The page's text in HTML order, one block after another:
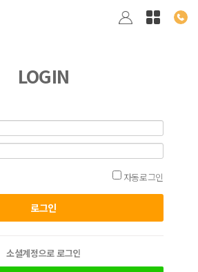
LOGIN
자동로그인
소셜계정으로 로그인